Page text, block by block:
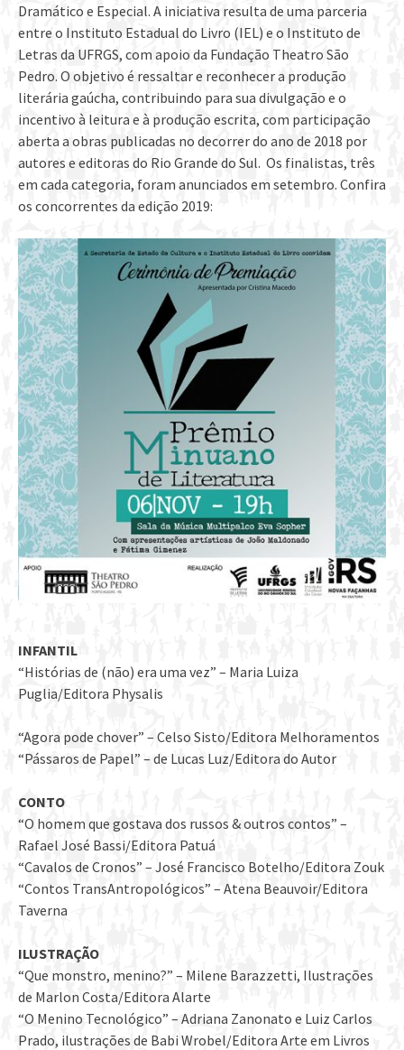
Dramático e Especial. A iniciativa resulta de uma parceria
entre o Instituto Estadual do Livro (IEL) e o Instituto de
Letras da UFRGS, com apoio da Fundação Theatro São
Pedro. O objetivo é ressaltar e reconhecer a produção
literária gaúcha, contribuindo para sua divulgação e o
incentivo à leitura e à produção escrita, com participação
aberta a obras publicadas no decorrer do ano de 2018 por
autores e editoras do Rio Grande do Sul. Os finalistas, três
em cada categoria, foram anunciados em setembro. Confira
os concorrentes da edição 2019:
INFANTIL
“Histórias de (não) era uma vez” – Maria Luiza
Puglia/Editora Physalis
“Agora pode chover” – Celso Sisto/Editora Melhoramentos
“Pássaros de Papel” – de Lucas Luz/Editora do Autor
CONTO
“O homem que gostava dos russos & outros contos” –
Rafael José Bassi/Editora Patuá
“Cavalos de Cronos” – José Francisco Botelho/Editora Zouk
“Contos TransAntropológicos” – Atena Beauvoir/Editora
Taverna
ILUSTRAÇÃO
“Que monstro, menino?” – Milene Barazzetti, Ilustrações
de Marlon Costa/Editora Alarte
“O Menino Tecnológico” – Adriana Zanonato e Luiz Carlos
Prado, ilustrações de Babi Wrobel/Editora Arte em Livros